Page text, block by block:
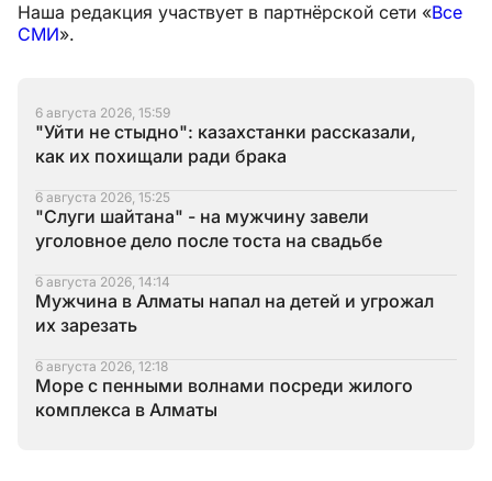
Наша редакция участвует в партнёрской сети «Все
СМИ».
6 августа 2026, 15:59
"Уйти не стыдно": казахстанки рассказали,
как их похищали ради брака
6 августа 2026, 15:25
"Слуги шайтана" - на мужчину завели
уголовное дело после тоста на свадьбе
6 августа 2026, 14:14
Мужчина в Алматы напал на детей и угрожал
их зарезать
6 августа 2026, 12:18
Море с пенными волнами посреди жилого
комплекса в Алматы